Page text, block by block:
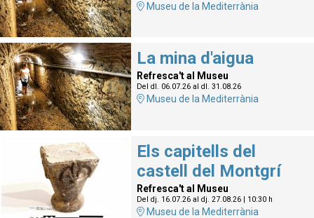
Museu de la Mediterrània
La mina d'aigua
Refresca't al Museu
Del dl. 06.07.26al dl. 31.08.26
Museu de la Mediterrània
Els capitells del
castell del Montgrí
Refresca't al Museu
Del dj. 16.07.26al dj. 27.08.26| 10:30 h
Museu de la Mediterrània